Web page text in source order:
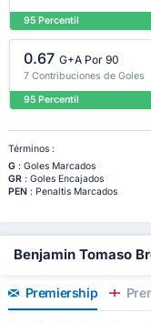
95 Percentil
0.67 G+A Por 90
7 Contribuciones de Goles
95 Percentil
Términos :
G: Goles Marcados
GR: Goles Encajados
PEN: Penaltis Marcados
Benjamin Tomaso
Premiership